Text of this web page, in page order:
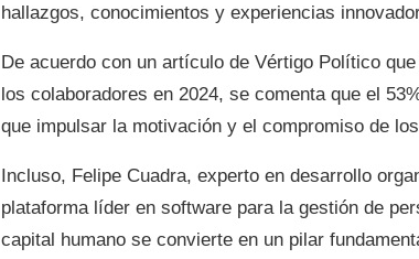
hallazgos, conocimientos y experiencias
De acuerdo con un artículo de Vértigo Político
los colaboradores en 2024, se comenta que el
que impulsar la motivación y el compromiso de
Incluso, Felipe Cuadra, experto en desarrollo
plataforma líder en software para la gestión de
capital humano se convierte en un pilar